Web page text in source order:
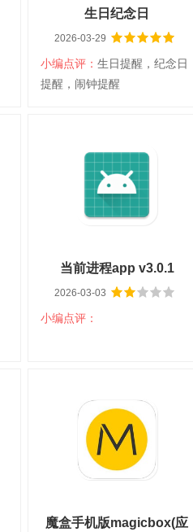
生日纪念日
2026-03-29
小编点评： 生日提醒，纪念日
提醒，闹钟提醒
大小：1.56M
平台：安卓4.0
以上
分类：系统工具 语言：中文
查看详情
当前进程app v3.0.1
2026-03-03
小编点评：
大小：6.8M
平台：安卓
分类：系统工具
语言：中文
查看详情
魔盒手机版magicbox(应